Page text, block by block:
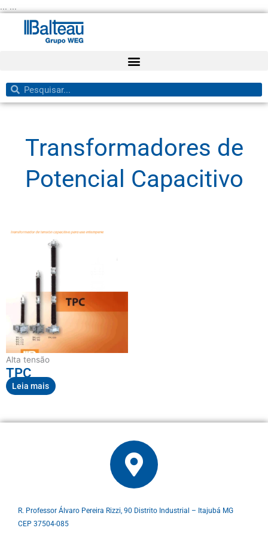
... ...
para
conteúdo
Pesquisar
Pesquisar
Transformadores de
Potencial Capacitivo
Alta tensão
TPC
Leia mais
R. Professor Álvaro Pereira Rizzi, 90 Distrito Industrial – Itajubá MG
CEP 37504-085